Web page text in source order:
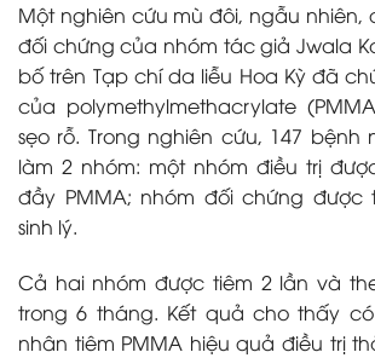
Một nghiên cứu mù đôi, ngẫu nhiên,
đối chứng của nhóm tác giả Jwala
bố trên Tạp chí da liễu Hoa Kỳ đã
của polymethylmethacrylate
sẹo rỗ. Trong nghiên cứu, 147
làm 2 nhóm: một nhóm điều trị
đầy PMMA; nhóm đối chứng được
sinh lý.
Cả hai nhóm được tiêm 2 lần và
trong 6 tháng. Kết quả cho thấy
nhân tiêm PMMA hiệu quả điều trị